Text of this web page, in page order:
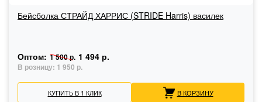
Бейсболка СТРАЙД ХАРРИС (STRIDE Harris) василек
Оптом: 1 500 р. 1 494 р.
В розницу: 1 950 р.
КУПИТЬ В 1 КЛИК В КОРЗИНУ